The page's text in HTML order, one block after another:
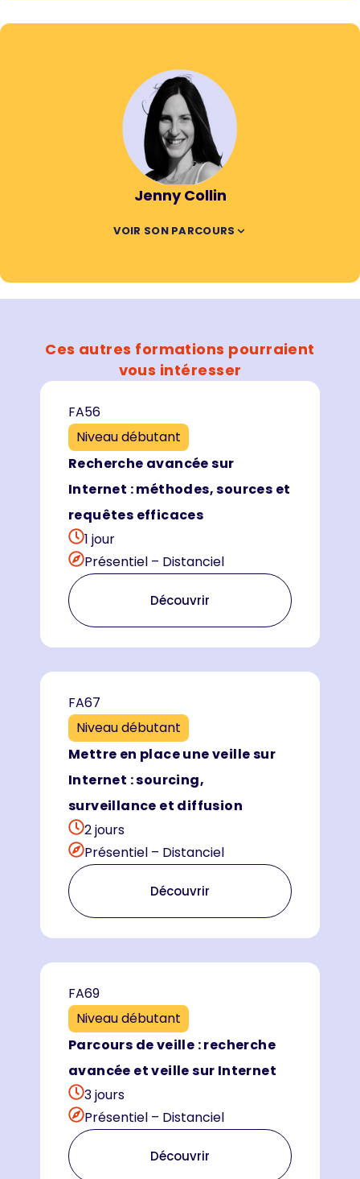
Jenny Collin
VOIR SON PARCOURS
Ces autres formations pourraient
vous intéresser
FA56
Niveau débutant
Recherche avancée sur
Internet : méthodes, sources et
requêtes efficaces
1 jour
Présentiel – Distanciel
Découvrir
FA67
Niveau débutant
Mettre en place une veille sur
Internet : sourcing,
surveillance et diffusion
2 jours
Présentiel – Distanciel
Découvrir
FA69
Niveau débutant
Parcours de veille : recherche
avancée et veille sur Internet
3 jours
Présentiel – Distanciel
Découvrir